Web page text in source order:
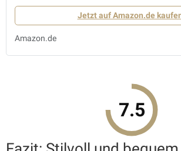
Jetzt auf Amazon.de
Amazon.de
7.5